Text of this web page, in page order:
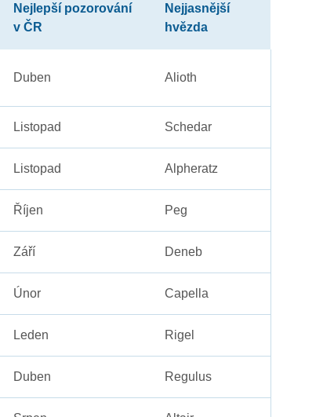
Nejlepší pozorování
v ČR
Nejjasnější
hvězda
Duben Alioth
Listopad Schedar
Listopad Alpheratz
Říjen Peg
Září Deneb
Únor Capella
Leden Rigel
Duben Regulus